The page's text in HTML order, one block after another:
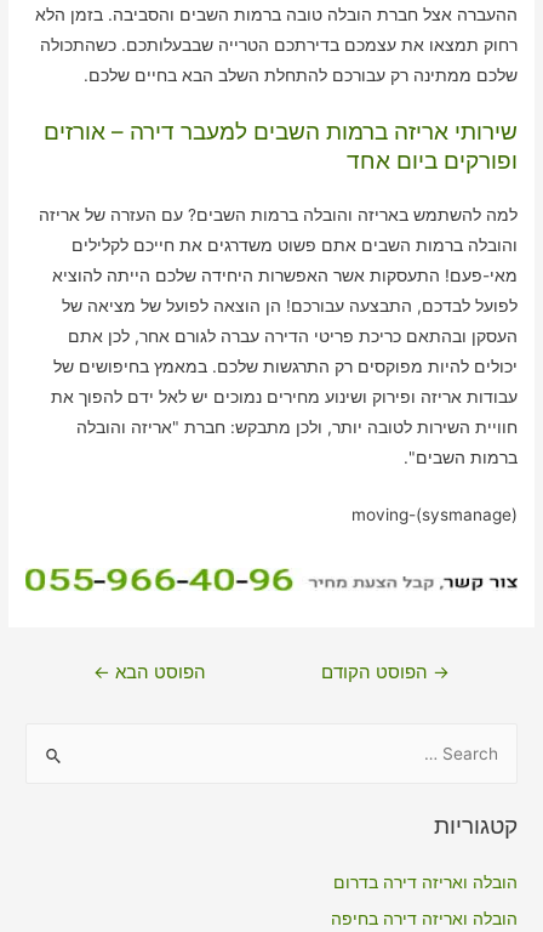
ההעברה אצל חברת הובלה טובה ברמות השבים והסביבה. בזמן הלא
רחוק תמצאו את עצמכם בדירתכם הטרייה שבבעלותכם. כשהתכולה
שלכם ממתינה רק עבורכם להתחלת השלב הבא בחיים שלכם.
שירותי אריזה ברמות השבים למעבר דירה – אורזים
ופורקים ביום אחד
למה להשתמש באריזה והובלה ברמות השבים? עם העזרה של אריזה
והובלה ברמות השבים אתם פשוט משדרגים את חייכם לקלילים
מאי-פעם! התעסקות אשר האפשרות היחידה שלכם הייתה להוציא
לפועל לבדכם, התבצעה עבורכם! הן הוצאה לפועל של מציאה של
העסקן ובהתאם כריכת פריטי הדירה עברה לגורם אחר, לכן אתם
יכולים להיות מפוקסים רק התרגשות שלכם. במאמץ בחיפושים של
עבודות אריזה ופירוק ושינוע מחירים נמוכים יש לאל ידם להפוך את
חוויית השירות לטובה יותר, ולכן מתבקש: חברת "אריזה והובלה
ברמות השבים".
moving-(sysmanage)
ניווט→ הפוסט הקודם הפוסט הבא ←
r
קטגוריות
הובלה ואריזה דירה בדרום
הובלה ואריזה דירה בחיפה